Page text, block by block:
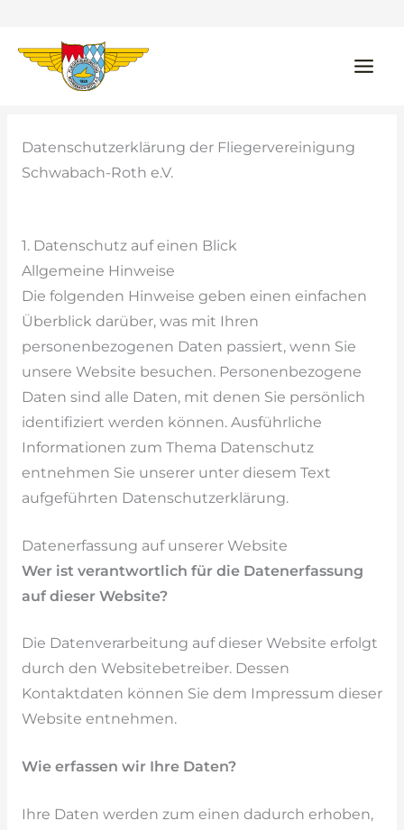
springen
Datenschutzerklärung der Fliegervereinigung
Schwabach-Roth e.V.
1. Datenschutz auf einen Blick
Allgemeine Hinweise
Die folgenden Hinweise geben einen einfachen
Überblick darüber, was mit Ihren
personenbezogenen Daten passiert, wenn Sie
unsere Website besuchen. Personenbezogene
Daten sind alle Daten, mit denen Sie persönlich
identifiziert werden können. Ausführliche
Informationen zum Thema Datenschutz
entnehmen Sie unserer unter diesem Text
aufgeführten Datenschutzerklärung.
Datenerfassung auf unserer Website
Wer ist verantwortlich für die Datenerfassung
auf dieser Website?
Die Datenverarbeitung auf dieser Website erfolgt
durch den Websitebetreiber. Dessen
Kontaktdaten können Sie dem Impressum dieser
Website entnehmen.
Wie erfassen wir Ihre Daten?
Ihre Daten werden zum einen dadurch erhoben,